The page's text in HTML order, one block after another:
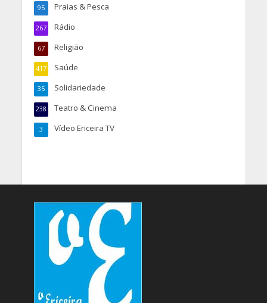
Praias & Pesca
95
Rádio
267
Religião
67
Saúde
417
Solidariedade
35
Teatro & Cinema
238
Vídeo Ericeira TV
3